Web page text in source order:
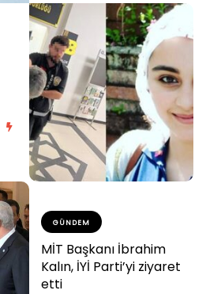
GÜNDEM
MİT Başkanı İbrahim
Kalın, İYİ Parti’yi ziyaret
etti